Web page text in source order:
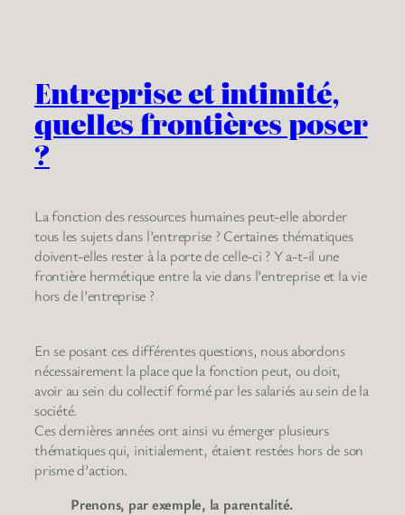
Entreprise et intimité,
quelles frontières poser
?
La fonction des ressources humaines peut-elle aborder
tous les sujets dans l’entreprise ? Certaines thématiques
doivent-elles rester à la porte de celle-ci ? Y a-t-il une
frontière hermétique entre la vie dans l’entreprise et la vie
hors de l’entreprise ?
En se posant ces différentes questions, nous abordons
nécessairement la place que la fonction peut, ou doit,
avoir au sein du collectif formé par les salariés au sein de la
société.
Ces dernières années ont ainsi vu émerger plusieurs
thématiques qui, initialement, étaient restées hors de son
prisme d’action.
Prenons, par exemple, la parentalité.